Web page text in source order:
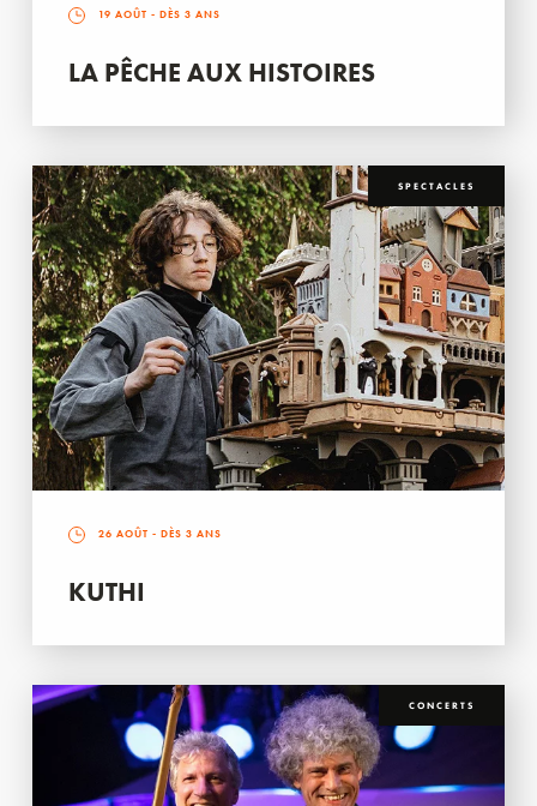
19 AOÛT - DÈS 3 ANS
LA PÊCHE AUX HISTOIRES
SPECTACLES
26 AOÛT - DÈS 3 ANS
KUTHI
CONCERTS